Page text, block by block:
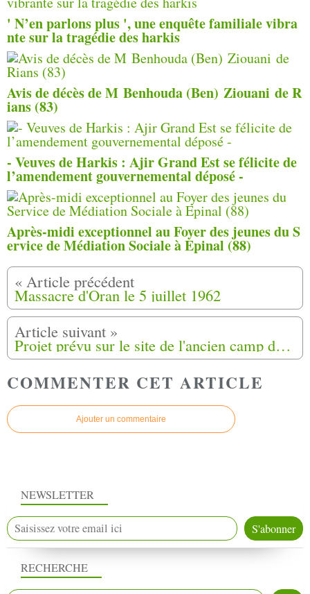
' N’en parlons plus ', une enquête familiale vibra
nte sur la tragédie des harkis
Avis de décès de M Benhouda (Ben) Ziouani de R
ians (83)
- Veuves de Harkis : Ajir Grand Est se félicite de
l’amendement gouvernemental déposé -
Après-midi exceptionnel au Foyer des jeunes du S
ervice de Médiation Sociale à Epinal (88)
Massacre d'Oran le 5 juillet 1962
Projet prévu sur le site de l'ancien camp du Logis d'Anne (13)
COMMENTER CET ARTICLE
Ajouter un commentaire
NEWSLETTER
RECHERCHE